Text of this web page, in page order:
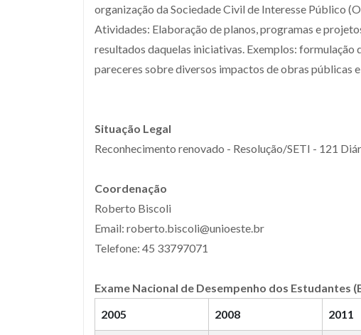
organização da Sociedade Civil de Interesse Público
Atividades: Elaboração de planos, programas e
resultados daquelas iniciativas. Exemplos:
pareceres sobre diversos impactos de obras públicas
Situação Legal
Reconhecimento renovado - Resolução/SETI - 121
Coordenação
Roberto Biscoli
Email: roberto.biscoli@unioeste.br
Telefone: 45 33797071
Exame Nacional de Desempenho dos Estudantes
2005
2008 2011